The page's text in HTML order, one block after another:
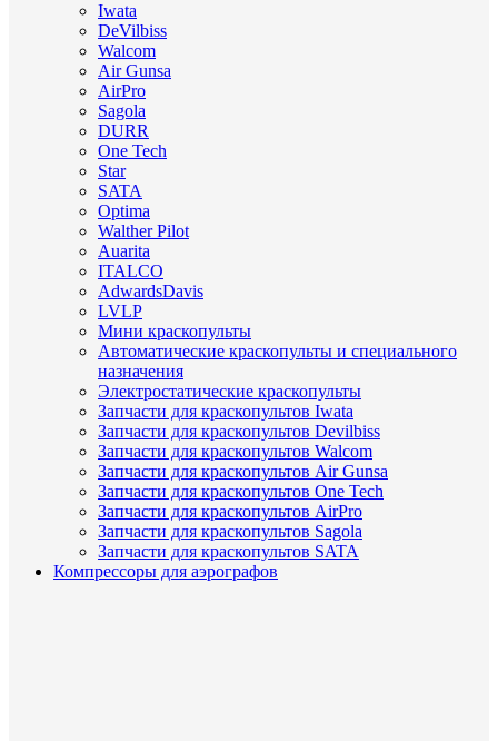
Iwata
DeVilbiss
Walcom
Air Gunsa
AirPro
Sagola
DURR
One Tech
Star
SATA
Optima
Walther Pilot
Auarita
ITALCO
AdwardsDavis
LVLP
Мини краскопульты
Автоматические краскопульты и специального
назначения
Электростатические краскопульты
Запчасти для краскопультов Iwata
Запчасти для краскопультов Devilbiss
Запчасти для краскопультов Walcom
Запчасти для краскопультов Air Gunsa
Запчасти для краскопультов One Tech
Запчасти для краскопультов AirPro
Запчасти для краскопультов Sagola
Запчасти для краскопультов SATA
Компрессоры для аэрографов